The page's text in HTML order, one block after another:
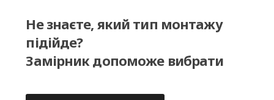
Не знаєте, який тип монтажу
підійде?
Замірник допоможе вибрати